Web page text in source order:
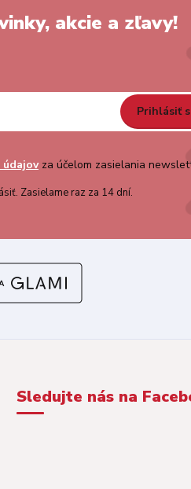
akcie a zľavy!
Prihlásiť
údajovza účelom zasielania
Zasielame raz za 14 dní.
Sledujte nás na